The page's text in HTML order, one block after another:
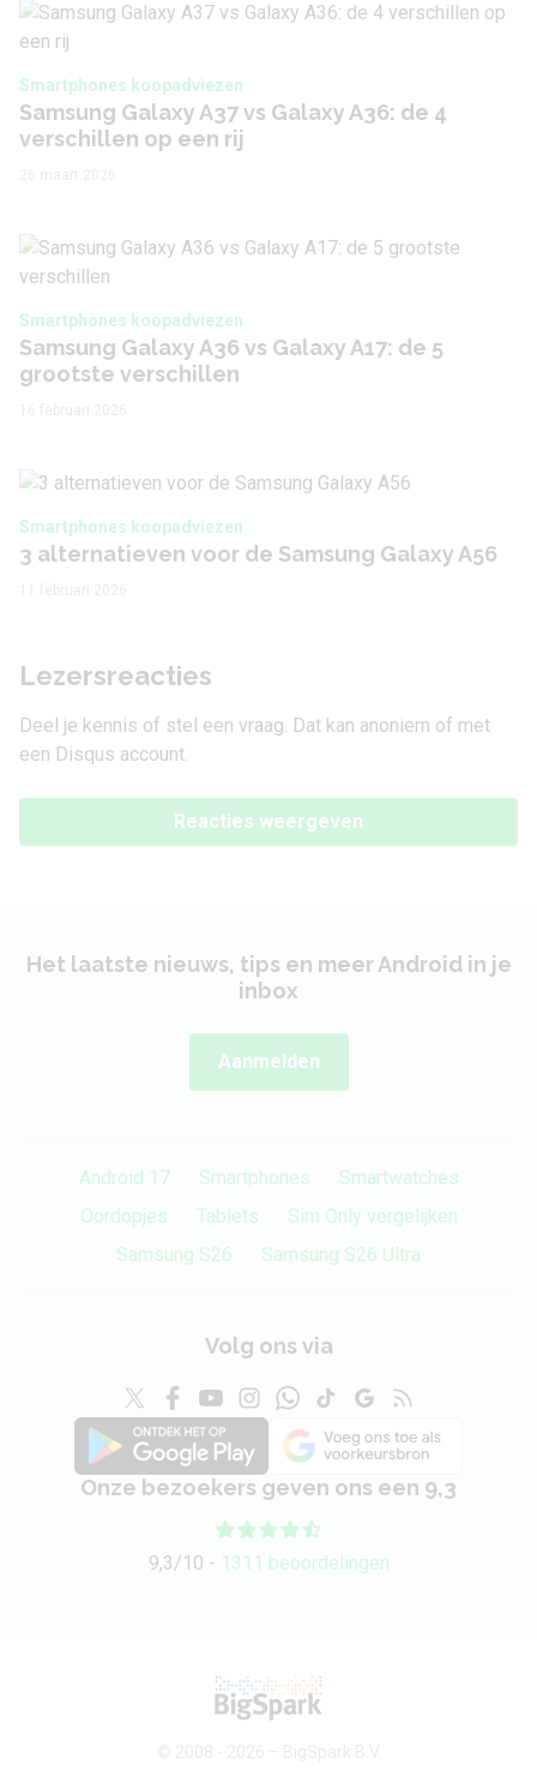
Smartphones koopadviezen
Samsung Galaxy A37 vs Galaxy A36: de 4
verschillen op een rij
Smartphones koopadviezen
Samsung Galaxy A36 vs Galaxy A17: de 5
grootste verschillen
Smartphones koopadviezen
3 alternatieven voor de Samsung Galaxy A56
Lezersreacties
Deel je kennis of stel een vraag. Dat kan anoniem of met
een Disqus account.
Reacties weergeven
Het laatste nieuws, tips en meer Android in je
inbox
Aanmelden
Android 17 Smartphones
Smartwatches
Oordopjes
Tablets
Sim Only vergelijken
Samsung S26
Samsung S26 Ultra
Volg ons via
Onze bezoekers geven ons een 9,3
9,3/10 - 1311 beoordelingen